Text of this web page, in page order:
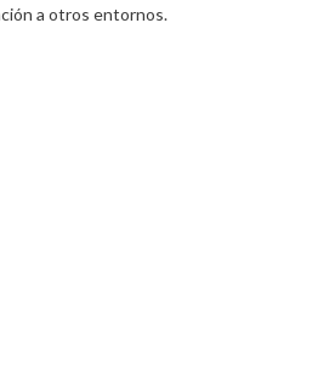
a otros entornos.